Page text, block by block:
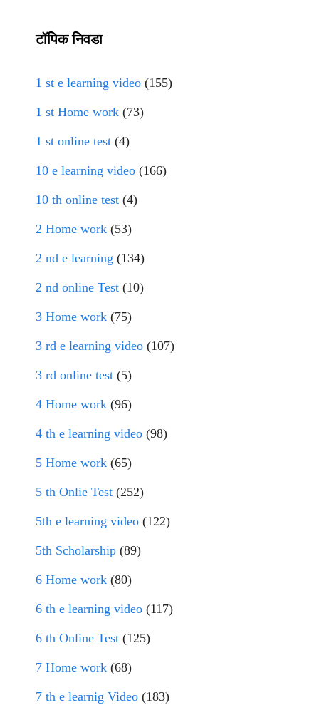
टॉपिक निवडा
1 st e learning video (155)
1 st Home work (73)
1 st online test (4)
10 e learning video (166)
10 th online test (4)
2 Home work (53)
2 nd e learning (134)
2 nd online Test (10)
3 Home work (75)
3 rd e learning video (107)
3 rd online test (5)
4 Home work (96)
4 th e learning video (98)
5 Home work (65)
5 th Onlie Test (252)
5th e learning video (122)
5th Scholarship (89)
6 Home work (80)
6 th e learning video (117)
6 th Online Test (125)
7 Home work (68)
7 th e learnig Video (183)